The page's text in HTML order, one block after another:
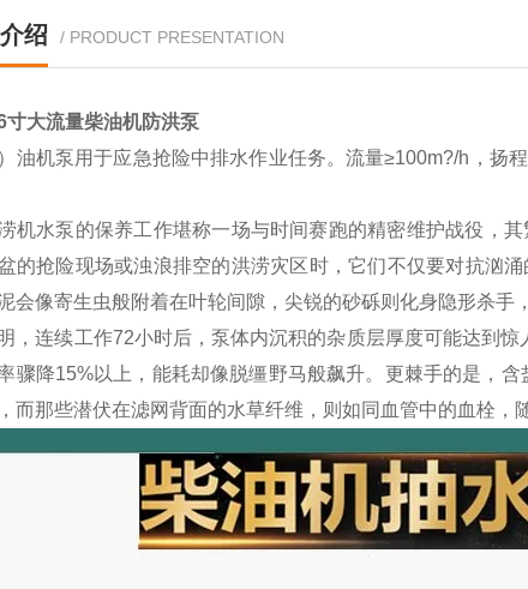
绍 / PRODUCT PRESENTATION
寸大流量柴油机防洪泵
油机泵用于应急抢险中排水作业任务。流量≥100m?/h，扬
机水泵的保养工作堪称一场与时间赛跑的精密维护战役，
的抢险现场或浊浪排空的洪涝灾区时，它们不仅要对抗
会像寄生虫般附着在叶轮间隙，尖锐的砂砾则化身隐形杀手
，连续工作72小时后，泵体内沉积的杂质层厚度可能达到
骤降15%以上，能耗却像脱缰野马般飙升。更棘手的是，含
而那些潜伏在滤网背面的水草纤维，则如同血管中的血栓，